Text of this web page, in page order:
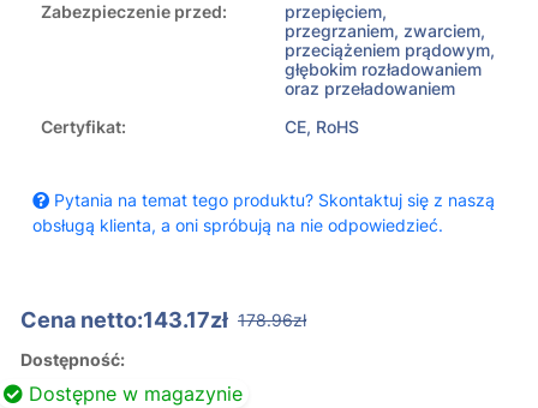
Zabezpieczenie przed:
przepięciem,
przegrzaniem, zwarciem,
przeciążeniem prądowym,
głębokim rozładowaniem
oraz przeładowaniem
Certyfikat:
CE, RoHS
Pytania na temat tego produktu? Skontaktuj się z naszą
obsługą klienta, a oni spróbują na nie odpowiedzieć.
Cena netto:143.17zł 178.96zł
Dostępność:
Dostępne w magazynie